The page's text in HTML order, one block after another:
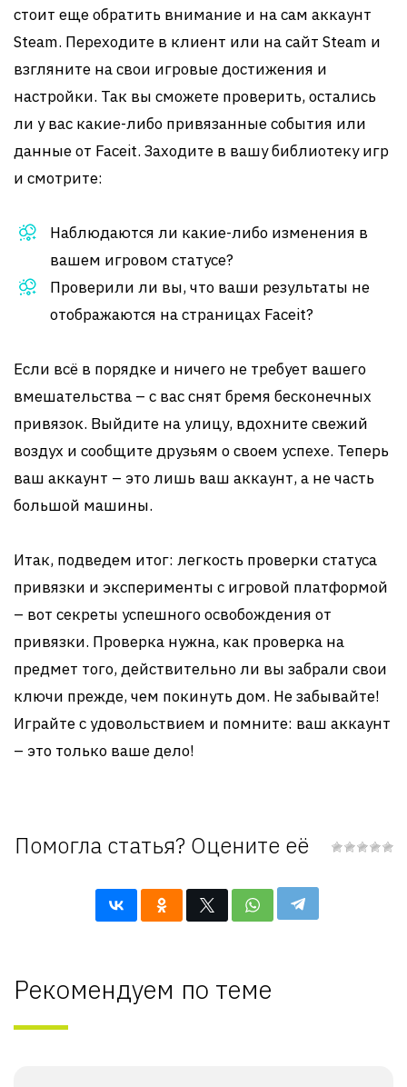
стоит еще обратить внимание и на сам аккаунт
Steam. Переходите в клиент или на сайт Steam и
взгляните на свои игровые достижения и
настройки. Так вы сможете проверить, остались
ли у вас какие-либо привязанные события или
данные от Faceit. Заходите в вашу библиотеку игр
и смотрите:
Наблюдаются ли какие-либо изменения в
вашем игровом статусе?
Проверили ли вы, что ваши результаты не
отображаются на страницах Faceit?
Если всё в порядке и ничего не требует вашего
вмешательства – с вас снят бремя бесконечных
привязок. Выйдите на улицу, вдохните свежий
воздух и сообщите друзьям о своем успехе. Теперь
ваш аккаунт – это лишь ваш аккаунт, а не часть
большой машины.
Итак, подведем итог: легкость проверки статуса
привязки и эксперименты с игровой платформой
– вот секреты успешного освобождения от
привязки. Проверка нужна, как проверка на
предмет того, действительно ли вы забрали свои
ключи прежде, чем покинуть дом. Не забывайте!
Играйте с удовольствием и помните: ваш аккаунт
– это только ваше дело!
Помогла статья? Оцените её
Рекомендуем по теме